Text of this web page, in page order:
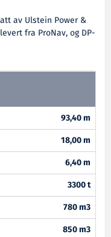
av Ulstein Power &
fra ProNav, og DP-
93,40 m
18,00 m
6,40 m
3300 t
780 m3
850 m3